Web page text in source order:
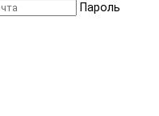
Пароль